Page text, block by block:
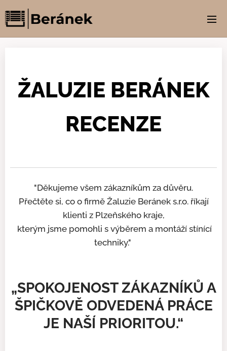
ŽALUZIE BERÁNEK
RECENZE
"Děkujeme všem zákazníkům za důvěru.
Přečtěte si, co o firmě Žaluzie Beránek s.r.o. říkají
klienti z Plzeňského kraje,
kterým jsme pomohli s výběrem a montáží stínící
techniky."
„SPOKOJENOST ZÁKAZNÍKŮ A
ŠPIČKOVĚ ODVEDENÁ PRÁCE
JE NAŠÍ PRIORITOU.“